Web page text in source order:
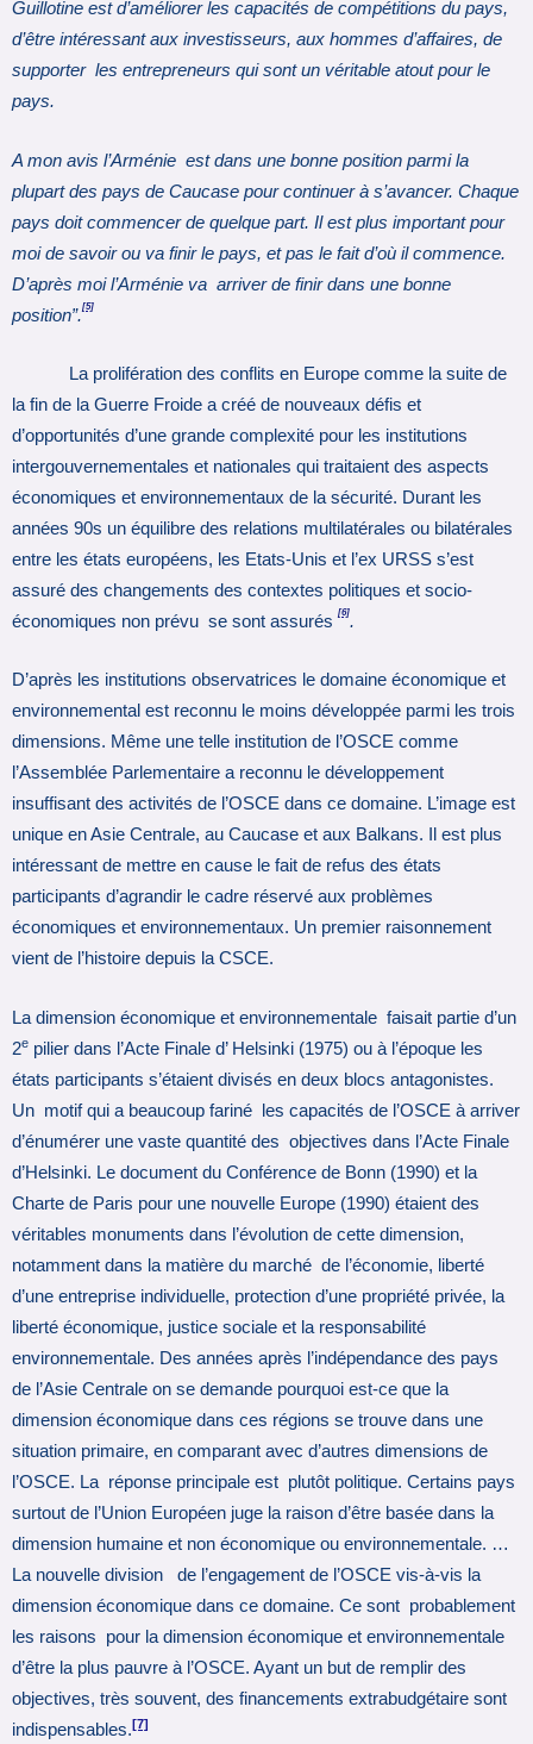
Guillotine est d’améliorer les capacités de compétitions du pays,
d’être intéressant aux investisseurs, aux hommes d’affaires, de
supporter les entrepreneurs qui sont un véritable atout pour le
pays.
A mon avis l’Arménie est dans une bonne position parmi la
plupart des pays de Caucase pour continuer à s’avancer. Chaque
pays doit commencer de quelque part. Il est plus important pour
moi de savoir ou va finir le pays, et pas le fait d’où il commence.
D’après moi l’Arménie va arriver de finir dans une bonne
position”.[5]
La prolifération des conflits en Europe comme la suite de
la fin de la Guerre Froide a créé de nouveaux défis et
d’opportunités d’une grande complexité pour les institutions
intergouvernementales et nationales qui traitaient des aspects
économiques et environnementaux de la sécurité. Durant les
années 90s un équilibre des relations multilatérales ou bilatérales
entre les états européens, les Etats-Unis et l’ex URSS s’est
assuré des changements des contextes politiques et socio-
économiques non prévu se sont assurés [6].
D’après les institutions observatrices le domaine économique et
environnemental est reconnu le moins développée parmi les trois
dimensions. Même une telle institution de l’OSCE comme
l’Assemblée Parlementaire a reconnu le développement
insuffisant des activités de l’OSCE dans ce domaine. L’image est
unique en Asie Centrale, au Caucase et aux Balkans. Il est plus
intéressant de mettre en cause le fait de refus des états
participants d’agrandir le cadre réservé aux problèmes
économiques et environnementaux. Un premier raisonnement
vient de l’histoire depuis la CSCE.
La dimension économique et environnementale faisait partie d’un
2e pilier dans l’Acte Finale d’ Helsinki (1975) ou à l’époque les
états participants s’étaient divisés en deux blocs antagonistes.
Un motif qui a beaucoup fariné les capacités de l’OSCE à arriver
d’énumérer une vaste quantité des objectives dans l’Acte Finale
d’Helsinki. Le document du Conférence de Bonn (1990) et la
Charte de Paris pour une nouvelle Europe (1990) étaient des
véritables monuments dans l’évolution de cette dimension,
notamment dans la matière du marché de l’économie, liberté
d’une entreprise individuelle, protection d’une propriété privée, la
liberté économique, justice sociale et la responsabilité
environnementale. Des années après l’indépendance des pays
de l’Asie Centrale on se demande pourquoi est-ce que la
dimension économique dans ces régions se trouve dans une
situation primaire, en comparant avec d’autres dimensions de
l’OSCE. La réponse principale est plutôt politique. Certains pays
surtout de l’Union Européen juge la raison d’être basée dans la
dimension humaine et non économique ou environnementale. …
La nouvelle division de l’engagement de l’OSCE vis-à-vis la
dimension économique dans ce domaine. Ce sont probablement
les raisons pour la dimension économique et environnementale
d’être la plus pauvre à l’OSCE. Ayant un but de remplir des
objectives, très souvent, des financements extrabudgétaire sont
indispensables. [7]